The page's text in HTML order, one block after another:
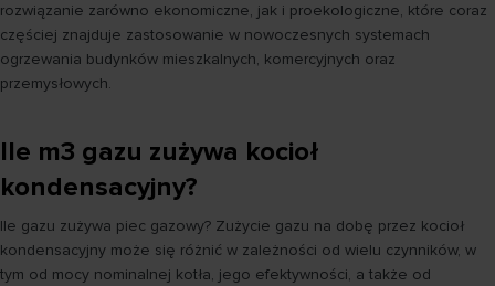
rozwiązanie zarówno ekonomiczne, jak i proekologiczne, które coraz
częściej znajduje zastosowanie w nowoczesnych systemach
ogrzewania budynków mieszkalnych, komercyjnych oraz
przemysłowych.
Ile m3 gazu zużywa kocioł
kondensacyjny?
Ile gazu zużywa piec gazowy? Zużycie gazu na dobę przez kocioł
kondensacyjny może się różnić w zależności od wielu czynników, w
tym od mocy nominalnej kotła, jego efektywności, a także od